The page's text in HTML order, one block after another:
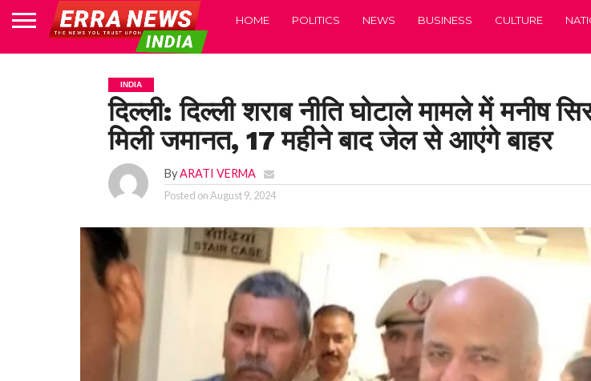
HOME POLITICS NEWS BUSINESS CULTURE
INDIA
दिल्ली: दिल्ली शराब नीति घोटाले मामले में मनीष
मिली जमानत, 17 महीने बाद जेल से आएंगे बाहर
ByARATI VERMA
Posted onAugust 9, 2024